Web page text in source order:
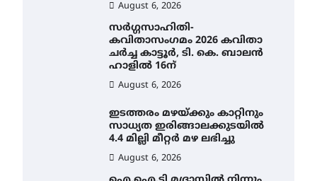
August 6, 2026
സർഗ്ഗസാഹിതി-
കവിതാസംഗമം 2026 കവിതാ
ചർച്ച കാട്ടൂർ, ടി. കെ. ബാലൻ
ഹാളിൽ 16ന്
August 6, 2026
ഇടത്തരം മഴയ്ക്കും കാറ്റിനും
സാധ്യത ഇരിങ്ങാലക്കുടയിൽ
4.4 മില്ലി മീറ്റർ മഴ ലഭിച്ചു
August 6, 2026